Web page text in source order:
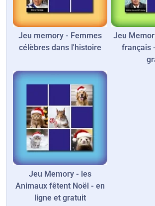
Jeu memory - Femmes
célèbres dans l'histoire
Jeu
français
Jeu Memory - les
Animaux fêtent Noël - en
ligne et gratuit